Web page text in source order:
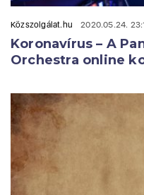
Közszolgálat.hu 2020.05.24.
Koronavírus – A
Orchestra online